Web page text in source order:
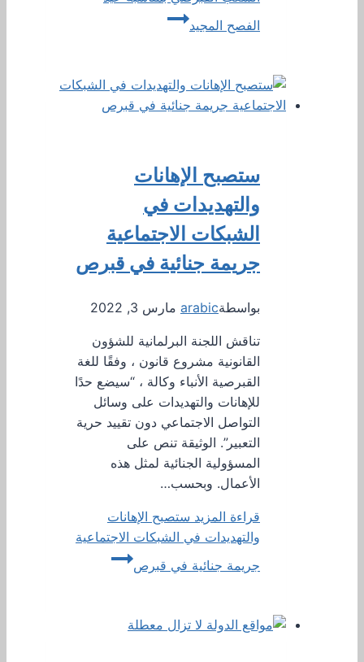
الفصح المجيد
ستصبح الإهانات
والتهديدات في
الشبكات الاجتماعية
جريمة جنائية في قبرص
بواسطةarabic مارس 3, 2022
تناقش اللجنة البرلمانية للشؤون
القانونية مشروع قانون ، وفقًا للغة
القبرصية الأنباء وكالة ، “سيضع حدًا
للإهانات والتهديدات على وسائل
التواصل الاجتماعي دون تقييد حرية
التعبير”. الوثيقة تنص على
المسؤولية الجنائية لمثل هذه
الأعمال. وبحسب…
قراءة المزيد ستصبح الإهانات
والتهديدات في الشبكات الاجتماعية
جريمة جنائية في قبرص